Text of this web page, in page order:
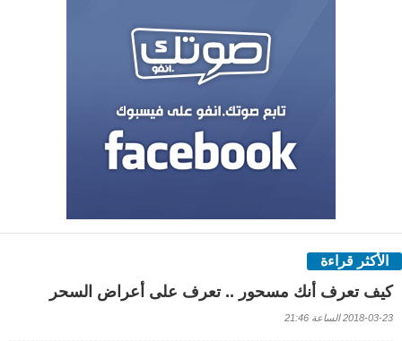
الأكثر قراءة
كيف تعرف أنك مسحور .. تعرف على أعراض السحر
2018-03-23 الساعة 21:46